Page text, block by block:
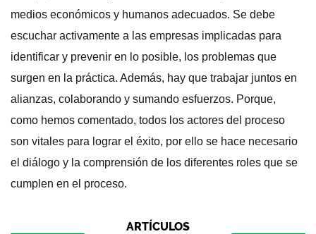
medios económicos y humanos adecuados. Se debe
escuchar activamente a las empresas implicadas para
identificar y prevenir en lo posible, los problemas que
surgen en la práctica. Además, hay que trabajar juntos en
alianzas, colaborando y sumando esfuerzos. Porque,
como hemos comentado, todos los actores del proceso
son vitales para lograr el éxito, por ello se hace necesario
el diálogo y la comprensión de los diferentes roles que se
cumplen en el proceso.
ARTÍCULOS